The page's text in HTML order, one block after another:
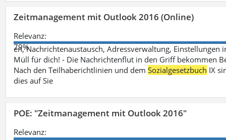
Zeitmanagement mit Outlook 2016 (Online)
Relevanz:
79%
en, Nachrichtenaustausch, Adressverwaltung,
Müll für dich! - Die Nachrichtenflut in den Griff bekommen
Nach den Teilhaberichtlinien und demSozialgesetzbuch IX
dies auf Sie
POE: "Zeitmanagement mit Outlook 2016"
Relevanz: